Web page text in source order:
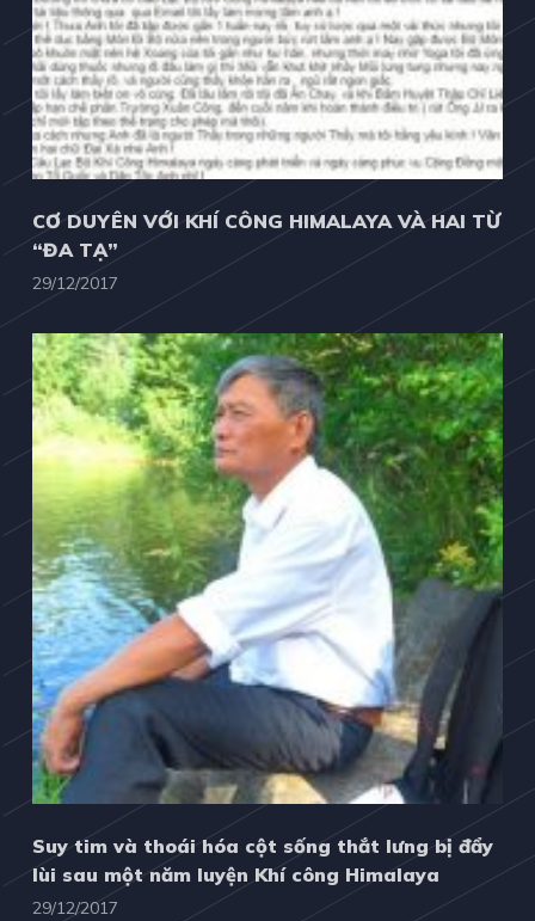
CƠ DUYÊN VỚI KHÍ CÔNG HIMALAYA VÀ HAI TỪ
“ĐA TẠ”
29/12/2017
Suy tim và thoái hóa cột sống thắt lưng bị đẩy
lùi sau một năm luyện Khí công Himalaya
29/12/2017